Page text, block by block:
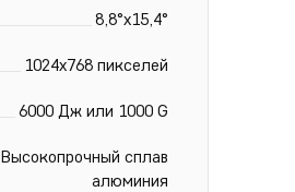
8,8°х15,4°
1024х768 пикселей
6000 Дж или 1000 G
Высокопрочный сплав
алюминия